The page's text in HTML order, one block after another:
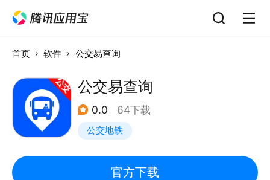
首页 软件 公交易查询
公交易查询
0.0 64下载
公交地铁
官方下载